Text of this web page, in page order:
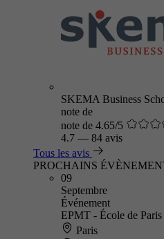
SKEMA Business
note de
note de 4.65/5
4.7 — 84 avis
Tous les avis
PROCHAINS
09
Septembre
Événement
EPMT - École de
Paris